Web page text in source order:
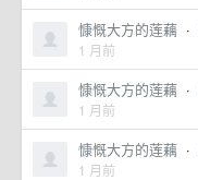
慷慨大方的莲藕 ·
1 月前
慷慨大方的莲藕 ·
1 月前
慷慨大方的莲藕 ·
1 月前